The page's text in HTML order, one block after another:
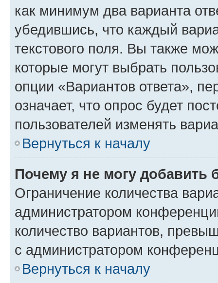
как минимум два варианта
убедившись, что каждый
текстового поля. Вы также
которые могут выбрать
опции «Вариантов ответа»,
означает, что опрос будет
пользователей изменять
Вернуться к началу
Почему я не могу добавить
Ограничение количества
администратором
количество вариантов,
с администратором
Вернуться к началу